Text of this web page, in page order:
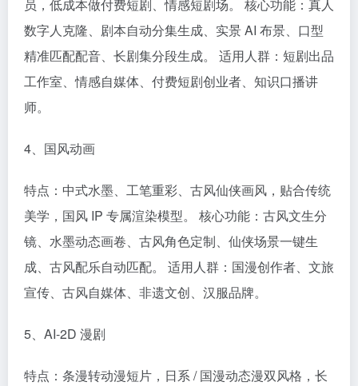
员，低成本做付费短剧、情感短剧场。 核心功能：真人
数字人克隆、剧本自动分集生成、实景 AI 布景、口型
精准匹配配音、长剧集分段生成。 适用人群：短剧出品
工作室、情感自媒体、付费短剧创业者、知识口播讲
师。
4、国风动画
特点：中式水墨、工笔重彩、古风仙侠画风，贴合传统
美学，国风 IP 专属渲染模型。 核心功能：古风文生分
镜、水墨动态画卷、古风角色定制、仙侠场景一键生
成、古风配乐自动匹配。 适用人群：国漫创作者、文旅
宣传、古风自媒体、非遗文创、汉服品牌。
5、AI-2D 漫剧
特点：条漫转动漫短片，日系 / 国漫动态漫双风格，长